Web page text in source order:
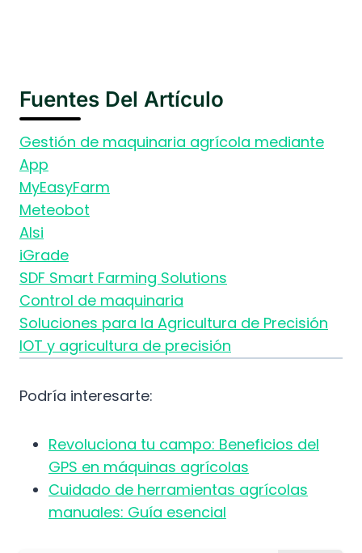
Fuentes Del Artículo
Gestión de maquinaria agrícola mediante
App
MyEasyFarm
Meteobot
Alsi
iGrade
SDF Smart Farming Solutions
Control de maquinaria
Soluciones para la Agricultura de Precisión
IOT y agricultura de precisión
Podría interesarte:
Revoluciona tu campo: Beneficios del
GPS en máquinas agrícolas
Cuidado de herramientas agrícolas
manuales: Guía esencial